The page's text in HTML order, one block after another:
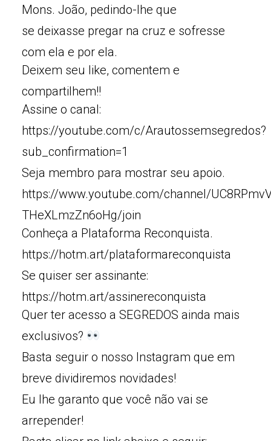
Mons. João, pedindo-lhe que
se deixasse pregar na cruz e sofresse
com ela e por ela.
Deixem seu like, comentem e
compartilhem!!
Assine o canal:
https://youtube.com/c/Arautossemsegredos?
sub_confirmation=1
Seja membro para mostrar seu apoio.
https://www.youtube.com/channel/
THeXLmzZn6oHg/join
Conheça a Plataforma Reconquista.
https://hotm.art/plataformareconquista
Se quiser ser assinante:
https://hotm.art/assinereconquista
Quer ter acesso a SEGREDOS ainda mais
exclusivos?
Basta seguir o nosso Instagram que em
breve dividiremos novidades!
Eu lhe garanto que você não vai se
arrepender!